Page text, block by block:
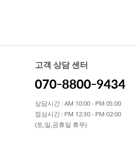
고객 상담 센터
070-8800-9434
상담시간 : AM 10:00 - PM 05:00
점심시간 : PM 12:30 - PM 02:00
(토,일,공휴일 휴무)